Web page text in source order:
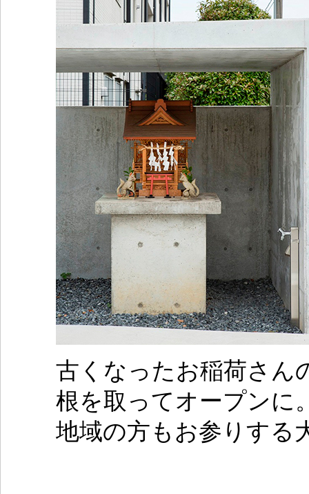
古くなったお稲荷さん
根を取ってオープンに
地域の方もお参りする